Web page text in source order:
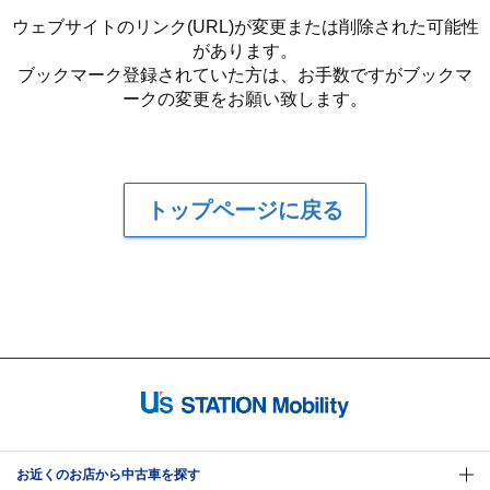
ウェブサイトのリンク(URL)が変更または削除された可能性
があります。
ブックマーク登録されていた方は、お手数ですがブックマ
ークの変更をお願い致します。
トップページに戻る
お近くのお店から中古車を探す